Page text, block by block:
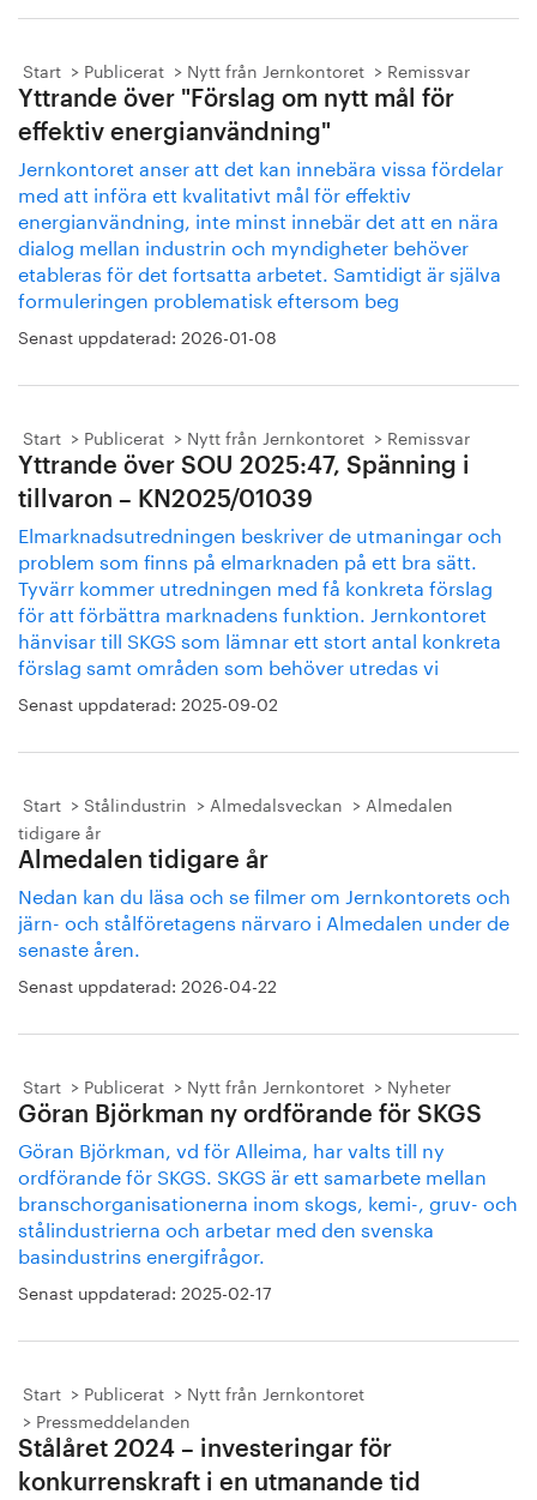
Start Publicerat Nytt från Jernkontoret Remissvar
Yttrande över "Förslag om nytt mål för
effektiv energianvändning"
Jernkontoret anser att det kan innebära vissa fördelar
med att införa ett kvalitativt mål för effektiv
energianvändning, inte minst innebär det att en nära
dialog mellan industrin och myndigheter behöver
etableras för det fortsatta arbetet. Samtidigt är själva
formuleringen problematisk eftersom beg
Senast uppdaterad: 2026-01-08
Start Publicerat Nytt från Jernkontoret Remissvar
Yttrande över SOU 2025:47, Spänning i
tillvaron – KN2025/01039
Elmarknadsutredningen beskriver de utmaningar och
problem som finns på elmarknaden på ett bra sätt.
Tyvärr kommer utredningen med få konkreta förslag
för att förbättra marknadens funktion. Jernkontoret
hänvisar till SKGS som lämnar ett stort antal konkreta
förslag samt områden som behöver utredas vi
Senast uppdaterad: 2025-09-02
Start Stålindustrin Almedalsveckan
Almedalen
tidigare år
Almedalen tidigare år
Nedan kan du läsa och se filmer om Jernkontorets och
järn- och stålföretagens närvaro i Almedalen under de
senaste åren.
Senast uppdaterad: 2026-04-22
Start Publicerat Nytt från Jernkontoret Nyheter
Göran Björkman ny ordförande för SKGS
Göran Björkman, vd för Alleima, har valts till ny
ordförande för SKGS. SKGS är ett samarbete mellan
branschorganisationerna inom skogs, kemi-, gruv- och
stålindustrierna och arbetar med den svenska
basindustrins energifrågor.
Senast uppdaterad: 2025-02-17
Start Publicerat
Nytt från Jernkontoret
Pressmeddelanden
Stålåret 2024 – investeringar för
konkurrenskraft i en utmanande tid